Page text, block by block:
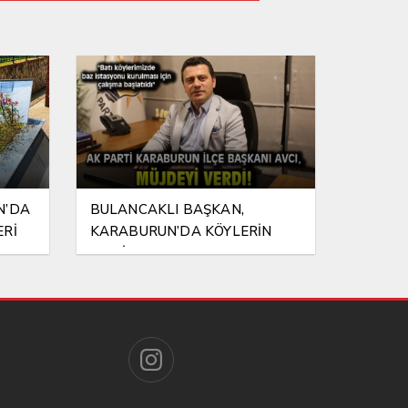
BULANCAKLI BAŞKAN,
KARABURUN’DA KÖYLERİN
BAZ İSTASYONU SORUNUNA EL